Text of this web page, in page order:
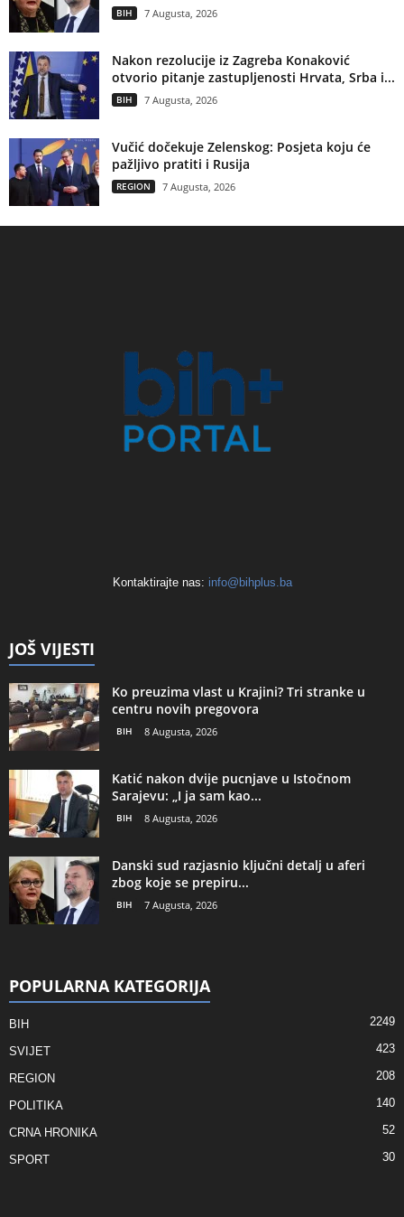
BIH 7 Augusta, 2026
Nakon rezolucije iz Zagreba Konaković
otvorio pitanje zastupljenosti Hrvata, Srba i...
BIH 7 Augusta, 2026
Vučić dočekuje Zelenskog: Posjeta koju će
pažljivo pratiti i Rusija
REGION 7 Augusta, 2026
Kontaktirajte nas: info@bihplus.ba
JOŠ VIJESTI
Ko preuzima vlast u Krajini? Tri stranke u
centru novih pregovora
BIH 8 Augusta, 2026
Katić nakon dvije pucnjave u Istočnom
Sarajevu: „I ja sam kao...
BIH 8 Augusta, 2026
Danski sud razjasnio ključni detalj u aferi
zbog koje se prepiru...
BIH 7 Augusta, 2026
POPULARNA KATEGORIJA
BIH 2249
SVIJET 423
REGION 208
POLITIKA 140
CRNA HRONIKA 52
SPORT 30